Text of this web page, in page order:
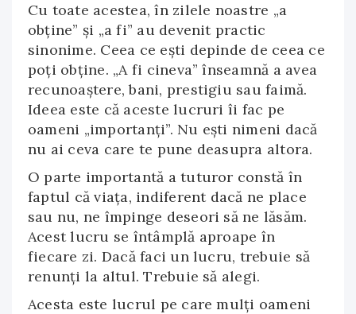
Cu toate acestea, în zilele noastre „a
obține” și „a fi” au devenit practic
sinonime. Ceea ce ești depinde de ceea ce
poți obține. „A fi cineva” înseamnă a avea
recunoaștere, bani, prestigiu sau faimă.
Ideea este că aceste lucruri îi fac pe
oameni „importanți”. Nu ești nimeni dacă
nu ai ceva care te pune deasupra altora.
O parte importantă a tuturor constă în
faptul că viața, indiferent dacă ne place
sau nu, ne împinge deseori să ne lăsăm.
Acest lucru se întâmplă aproape în
fiecare zi. Dacă faci un lucru, trebuie să
renunți la altul. Trebuie să alegi.
Acesta este lucrul pe care mulți oameni